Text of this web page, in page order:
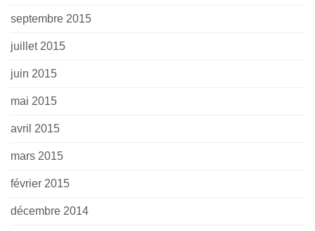
septembre 2015
juillet 2015
juin 2015
mai 2015
avril 2015
mars 2015
février 2015
décembre 2014